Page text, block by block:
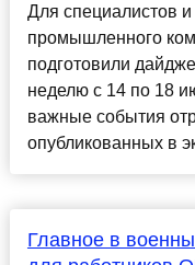
Для специалистов
промышленного
подготовили
неделю с 14 по 18
важные события
опубликованных в
Главное в